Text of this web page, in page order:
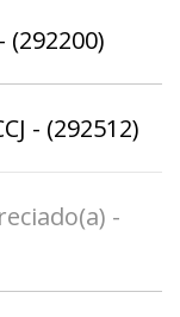
(292200)
- (292512)
-